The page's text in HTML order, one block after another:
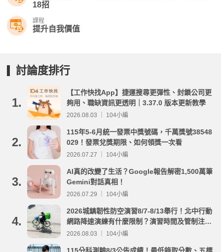
18招
課程
提升自我價值
討論度排行
1.
【工作快找App】捷運搜尋更彈性、封鎖公司更
夠用、職缺資訊更透明｜3.37.0 版本更新教學
2026.08.03 ｜ 104小編
2.
115年5-6月統一發票中獎號碼，千萬獎號38548
029！發票兌獎期限、如何領獎一次看
2026.07.27 ｜ 104小編
3.
AI真的改變了生活？Google報告解密1,500萬筆
Gemini對話真相！
2026.07.29 ｜ 104小編
4.
2026城鎮韌性防空演習8/7-8/13舉行！北中行動
網路降速演練有什麼限制？演習時間及管制注意
事項整理
2026.08.03 ｜ 104小編